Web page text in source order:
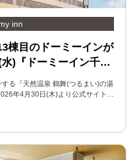
inn
棟目のドーミーインが
)『ドーミーイン千…
る『天然温泉 鶴舞(つるまい)の湯
年4月30日(木)より公式サイト…